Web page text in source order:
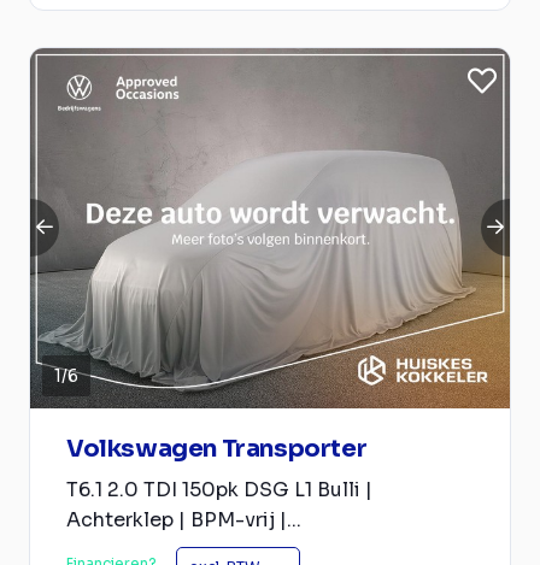
1/6
Volkswagen Transporter
T6.1 2.0 TDI 150pk DSG L1 Bulli |
Achterklep | BPM-vrij |...